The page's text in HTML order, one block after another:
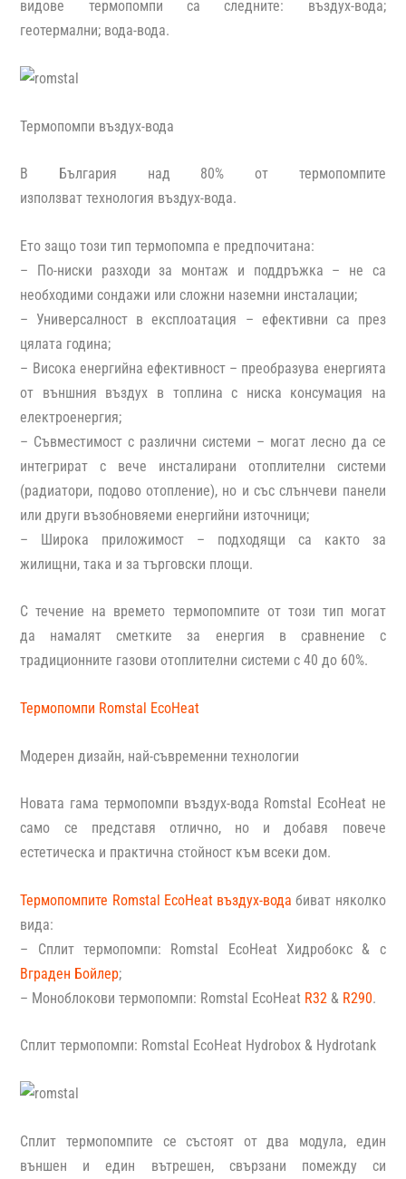
видове термопомпи са следните: въздух-вода;
геотермални; вода-вода.
Термопомпи въздух-вода
В България над 80% от термопомпите
използваттехнология въздух-вода.
Ето защо този тип термопомпа е предпочитана:
– По-ниски разходи за монтаж и поддръжка – не са
необходими сондажи или сложни наземни инсталации;
– Универсалност в експлоатация – ефективни са през
цялата година;
– Висока енергийна ефективност – преобразува енергията
от външния въздух в топлина с ниска консумация на
електроенергия;
– Съвместимост с различни системи – могат лесно да се
интегрират с вече инсталирани отоплителни системи
(радиатори, подово отопление), но и със слънчеви панели
или други възобновяеми енергийни източници;
– Широка приложимост – подходящи са както за
жилищни, така и за търговски площи.
С течение на времето термопомпите от този тип могат
да намалят сметките за енергия в сравнение с
традиционните газови отоплителни системис 40 до 60%.
Термопомпи Romstal EcoHeat
Модерен дизайн, най-съвременни технологии
Новата гама термопомпи въздух-вода Romstal EcoHeat не
само се представя отлично, но и добавя повече
естетическа и практична стойност към всеки дом.
Термопомпите Romstal EcoHeat въздух-вода биват няколко
вида:
– Сплит термопомпи: Romstal EcoHeat Хидробокс & с
Вграден Бойлер;
– Моноблокови термопомпи: Romstal EcoHeat R32 & R290.
Сплит термопомпи: Romstal EcoHeat Hydrobox & Hydrotank
Сплит термопомпите се състоят от два модула, един
външен и един вътрешен, свързани помежду си